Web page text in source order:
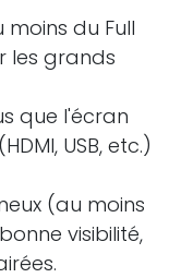
du Full
les grands
que l'écran
USB, etc.)
(au moins
visibilité,